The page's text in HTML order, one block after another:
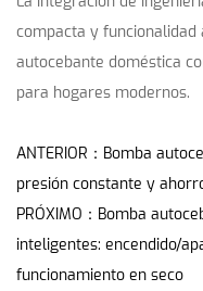
compacta y funcionalidad
autocebante doméstica
para hogares modernos.
ANTERIOR：Bomba
presión constante y
PRÓXIMO：Bomba
inteligentes: encendido/
funcionamiento en seco